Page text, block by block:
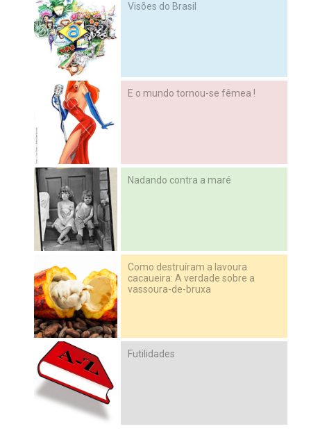
Visões do Brasil
E o mundo tornou-se fêmea !
Nadando contra a maré
Como destruíram a lavoura
cacaueira: A verdade sobre a
vassoura-de-bruxa
Futilidades